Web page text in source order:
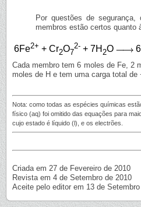
Por questões de
membros estão certos quanto
6Fe2+ + Cr2O7
2- + 7H 2O
Cada membro tem 6 moles de Fe, 2
moles de H e tem uma carga total de
Nota: como todas as espécies químicas
físico (aq) foi omitido das equações para
cujo estado é líquido (l), e os electrões.
Criada em 27 de Fevereiro de 2010
Revista em 4 de Setembro de 2010
Aceite pelo editor em 13 de